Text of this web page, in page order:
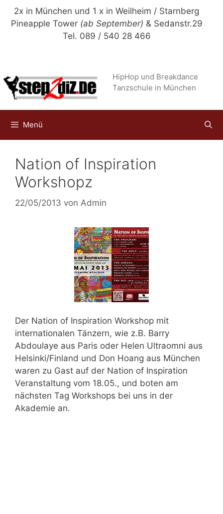
Zum
Inhalt
2x in München und 1 x in Weilheim / Starnberg
Pineapple Tower (ab September) & Sedanstr.29
Tel. 089 / 540 28 466
HipHop und Breakdance
Tanzschule in München
Menü
Nation of Inspiration
Workshopz
22/05/2013 von Admin
Der Nation of Inspiration Workshop mit
internationalen Tänzern, wie z.B. Barry
Abdoulaye aus Paris oder Helen Ultraomni aus
Helsinki/Finland und Don Hoang aus München
waren zu Gast auf der Nation of Inspiration
Veranstaltung vom 18.05., und boten am
nächsten Tag Workshops bei uns in der
Akademie an.